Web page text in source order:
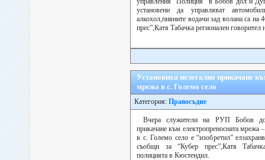
установени да управляват
алкохол,пияните водачи зад волана са на
прес”,Катя Табачка регионален
Установиха нелегално прикачане
мрежа в с. Големо село
Категория: Правосъдие
Вчера служители на РУП Бобов
прикачане към електропреносната мрежа
в с. Големо село е “изобретил”
съобщи за “Кубер прес”,Катя
полицията в Кюстендил.